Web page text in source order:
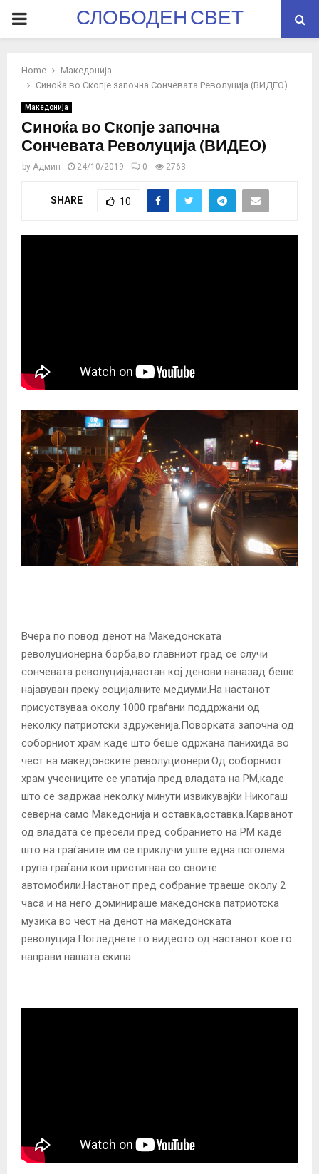
PRIMARYСЛОБОДЕН СВЕТ
Home
Македонија
Синоќа во Скопје започна Сончевата Револуција (ВИДЕО)
Македонија
Синоќа во Скопје започна
Сончевата Револуција (ВИДЕО)
by Админ 24/10/2019 0 2763
SHARE 10
Вчера по повод денот на Македонската
револуционерна борба,во главниот град се случи
сончевата револуција,настан кој денови наназад беше
најавуван преку социјалните медиуми.На настанот
присуствуваа околу 1000 граѓани поддржани од
неколку патриотски здруженија.Поворката започна од
соборниот храм каде што беше одржана панихида во
чест на македонските револуционери.Од соборниот
храм учесниците се упатија пред владата на РМ,каде
што се задржаа неколку минути извикувајќи Никогаш
северна само Македонија и оставка,оставка.Карванот
од владата се пресели пред собранието на РМ каде
што на граѓаните им се приклучи уште една поголема
група граѓани кои пристигнаа со своите
автомобили.Настанот пред собрание траеше околу 2
часа и на него доминираше македонска патриотска
музика во чест на денот на македонската
револуција.Погледнете го видеото од настанот кое го
направи нашата екипа.